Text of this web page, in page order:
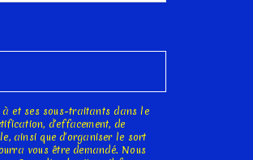
à et ses sous-traitants dans le
d’effacement, de
ainsi que d’organiser le sort
vous être demandé. Nous